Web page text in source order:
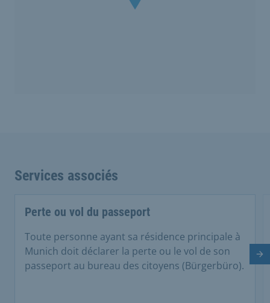
Services associés
Perte ou vol du passeport
Toute personne ayant sa résidence principale à
Munich doit déclarer la perte ou le vol de son
passeport au bureau des citoyens (Bürgerbüro).